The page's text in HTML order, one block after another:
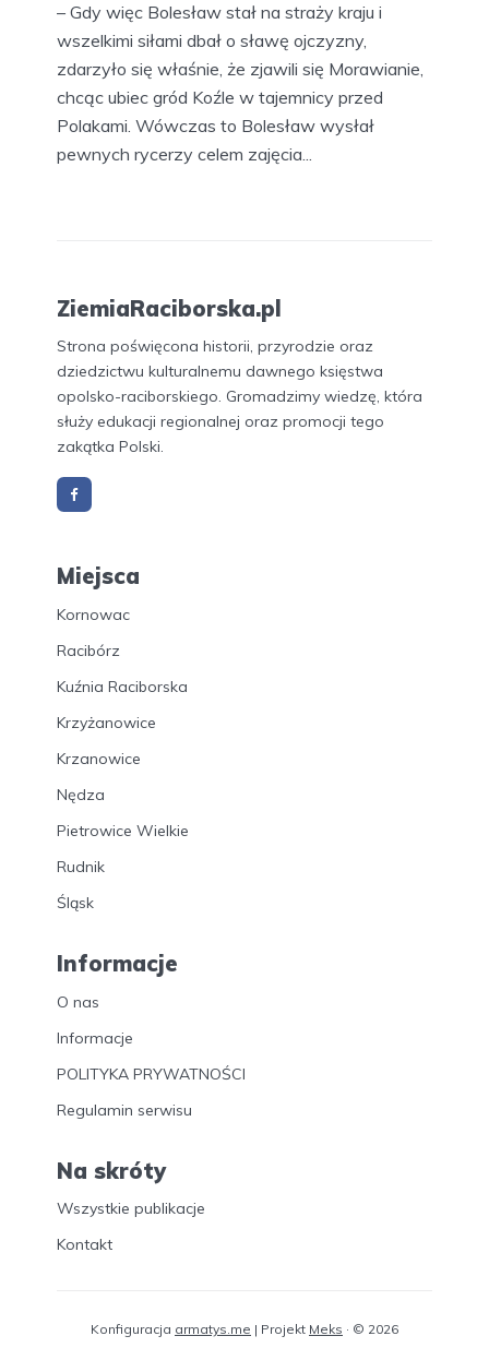
– Gdy więc Bolesław stał na straży kraju i
wszelkimi siłami dbał o sławę ojczyzny,
zdarzyło się właśnie, że zjawili się Morawianie,
chcąc ubiec gród Koźle w tajemnicy przed
Polakami. Wówczas to Bolesław wysłał
pewnych rycerzy celem zajęcia...
ZiemiaRaciborska.pl
Strona poświęcona historii, przyrodzie oraz
dziedzictwu kulturalnemu dawnego księstwa
opolsko-raciborskiego. Gromadzimy wiedzę, która
służy edukacji regionalnej oraz promocji tego
zakątka Polski.
Miejsca
Kornowac
Racibórz
Kuźnia Raciborska
Krzyżanowice
Krzanowice
Nędza
Pietrowice Wielkie
Rudnik
Śląsk
Informacje
O nas
Informacje
POLITYKA PRYWATNOŚCI
Regulamin serwisu
Na skróty
Wszystkie publikacje
Kontakt
Konfiguracja armatys.me | Projekt Meks · © 2026